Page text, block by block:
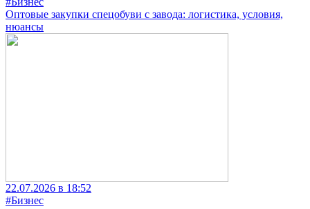
Оптовые закупки спецобуви с завода: логистика, условия,
нюансы
22.07.2026 в 18:52
#Бизнес